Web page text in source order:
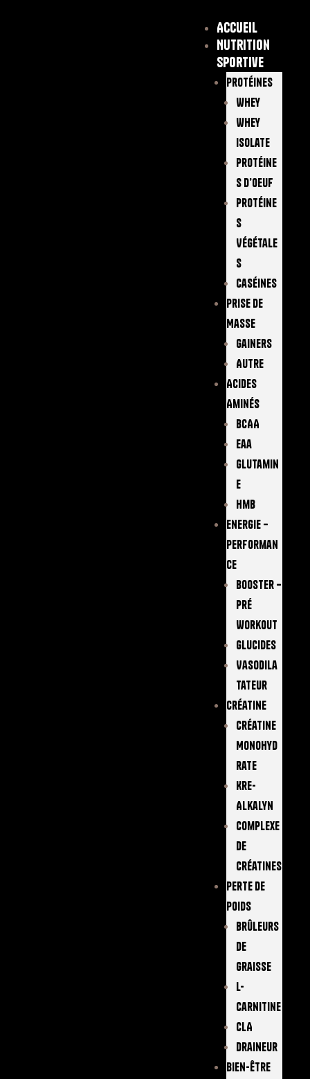
Accueil
Nutrition
sportive
Protéines
Whey
Whey
Isolate
Protéine
S D’oeuf
Protéine
S
Végétale
S
Caséines
Prise De
Masse
Gainers
Autre
Acides
Aminés
BCAA
Eaa
Glutamin
E
Hmb
Energie –
Performan
Ce
Booster –
Pré
Workout
Glucides
Vasodila
Tateur
Créatine
Créatine
Monohyd
Rate
Kre-
Alkalyn
Complexe
De
Créatines
Perte De
Poids
Brûleurs
De
Graisse
L-
Carnitine
CLA
Draineur
Bien-Être